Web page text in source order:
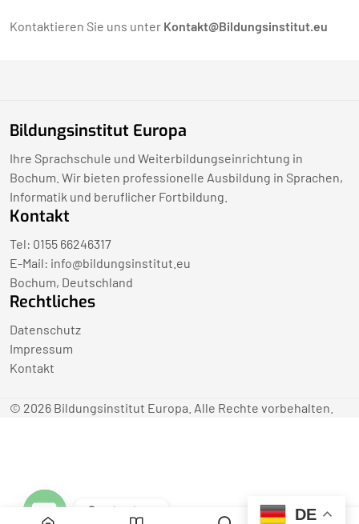
Kontaktieren Sie uns unter Kontakt@Bildungsinstitut.eu
Bildungsinstitut Europa
Ihre Sprachschule und Weiterbildungseinrichtung in
Bochum. Wir bieten professionelle Ausbildung in Sprachen,
Informatik und beruflicher Fortbildung.
Kontakt
Tel: 0155 66246317
E-Mail: info@bildungsinstitut.eu
Bochum, Deutschland
Rechtliches
Datenschutz
Impressum
Kontakt
© 2026 Bildungsinstitut Europa. Alle Rechte vorbehalten.
DE
Contact us